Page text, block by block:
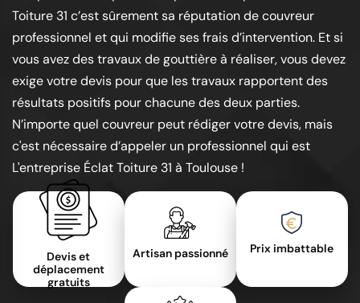
Toiture 31 c’est sûrement sa réputation de couvreur
professionnel et qui modifie ses frais d’intervention. Et si
vous avez des travaux de gouttière à réaliser, vous devez
exige votre devis pour que les travaux rapportent des
résultats positifs pour chacune des deux parties.
N’importe quel couvreur peut rédiger votre devis, mais
c'est nécessaire d’appeler un professionnel qui est
L'entreprise Éclat Toiture 31 à Toulouse !
Devis et
déplacement
gratuits
Artisan passionné Prix imbattable